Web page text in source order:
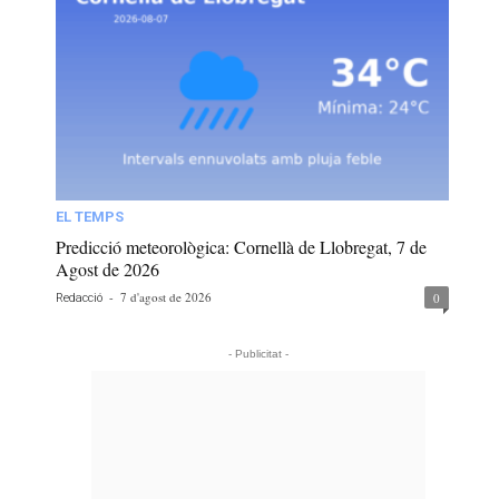
EL TEMPS
Predicció meteorològica: Cornellà de Llobregat, 7 de
Agost de 2026
Redacció - 7 d'agost de 2026 0
- Publicitat -